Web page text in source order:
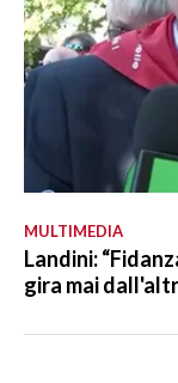
MULTIMEDIA
Landini:
gira mai